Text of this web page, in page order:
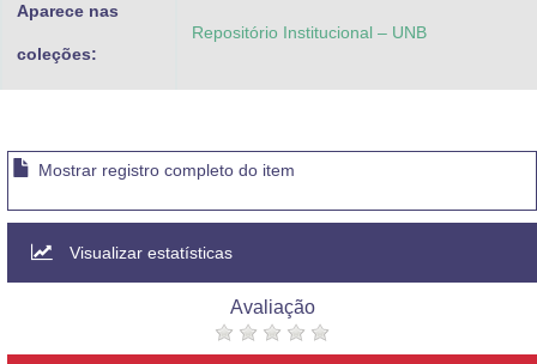
Aparece nas
coleções:
Repositório Institucional – UNB
Mostrar registro completo do item
Visualizar estatísticas
Avaliação